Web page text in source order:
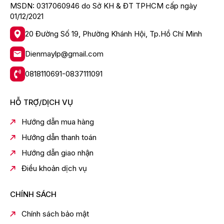
Curoa)có giá thành rẻ, dễ dàng tìm kiếm linh kiện thay
thế trên thị trường.
- Công nghệ Invertergiúp máy vận hành êm ái, nâng
cao hiệu quả giặt đồng thời tiết kiệm điện năng cho cả
gia đình.
- Hiệu suất sử dụng điện là
* Hình ảnh chỉ mang tính chất minh họa
Tiện ích
MSDN: 0317060946 do Sở KH & ĐT TPHCM cấp ngày
01/12/2021
20 Đường Số 19, Phường Khánh Hội, Tp.Hồ Chí Minh
Dienmaylp@gmail.com
0818110691-0837111091
HỖ TRỢ/DỊCH VỤ
Hướng dẫn mua hàng
Hướng dẫn thanh toán
Hướng dẫn giao nhận
Điều khoản dịch vụ
CHÍNH SÁCH
Chính sách bảo mật